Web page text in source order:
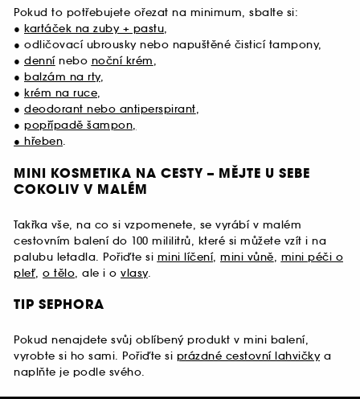
Pokud to potřebujete ořezat na minimum, sbalte si:
● kartáček na zuby + pastu,
● odličovací ubrousky nebo napuštěné čisticí tampony,
● dennínebo noční krém,
● balzám na rty,
● krém na ruce,
● deodorant nebo antiperspirant,
● popřípadě šampon,
● hřeben.
MINI KOSMETIKA NA CESTY – MĚJTE U SEBE
COKOLIV V MALÉM
Takřka vše, na co si vzpomenete, se vyrábí v malém
cestovním balení do 100 mililitrů, které si můžete vzít i na
palubu letadla. Pořiďte si mini líčení, mini vůně, mini péči o
pleť, o tělo, ale i o vlasy.
TIP SEPHORA
Pokud nenajdete svůj oblíbený produkt v mini balení,
vyrobte si ho sami. Pořiďte si prázdné cestovní lahvičkya
naplňte je podle svého.